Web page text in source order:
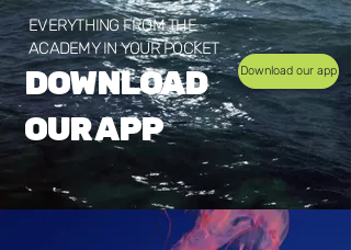
EVERYTHING FROM THE
ACADEMY IN YOUR POCKET
DOWNLOAD
OUR APP
Download our app